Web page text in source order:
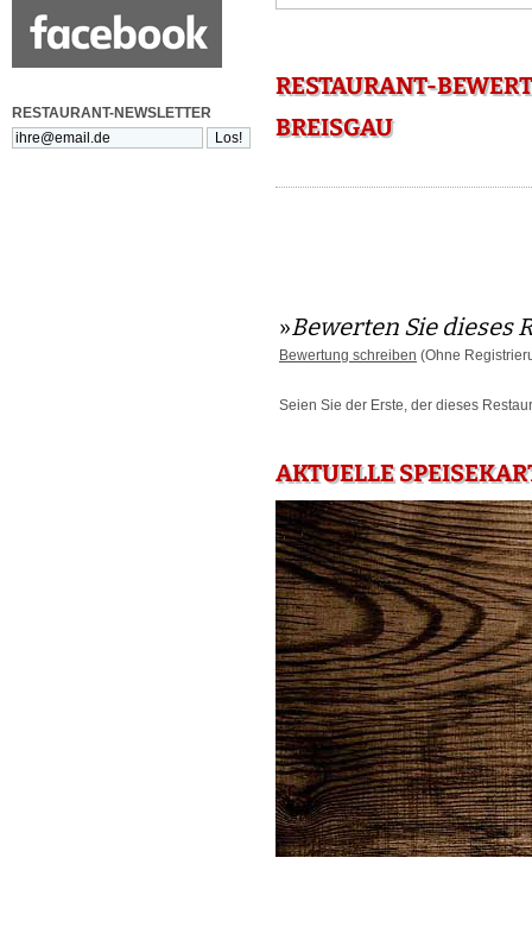
RESTAURANT-NEWSLETTER
RESTAURANT-
BREISGAU
»Bewerten Sie dieses
Bewertung schreiben (Ohne
Seien Sie der Erste, der dieses
AKTUELLE